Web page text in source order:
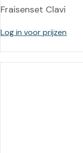
Fraisenset Clavi
Log in voor prijzen